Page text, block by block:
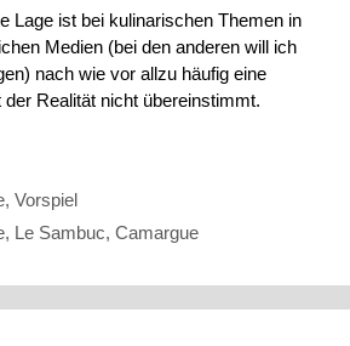
Lage ist bei kulinarischen Themen in
Medien (bei den anderen will ich
nach wie vor allzu häufig eine
der Realität nicht übereinstimmt.
Vorspiel
Le Sambuc, Camargue